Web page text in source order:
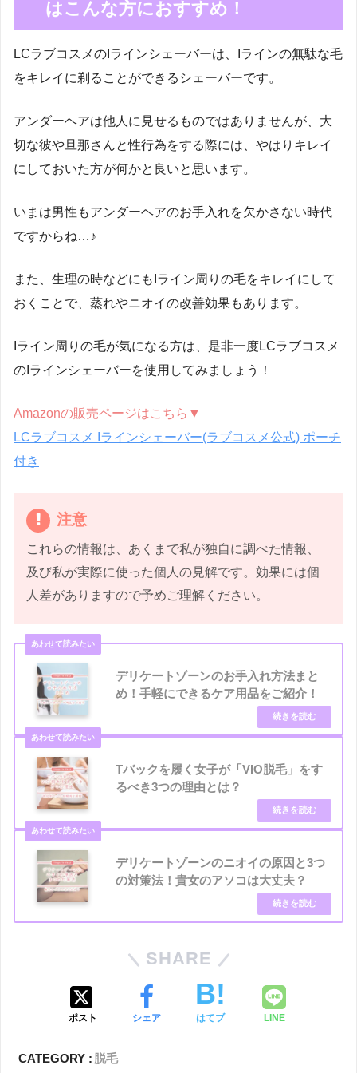
はこんな方におすすめ！
LCラブコスメのIラインシェーバーは、Iラインの無駄な毛
をキレイに剃ることができるシェーバーです。
アンダーヘアは他人に見せるものではありませんが、大
切な彼や旦那さんと性行為をする際には、やはりキレイ
にしておいた方が何かと良いと思います。
いまは男性もアンダーヘアのお手入れを欠かさない時代
ですからね…♪
また、生理の時などにもIライン周りの毛をキレイにして
おくことで、蒸れやニオイの改善効果もあります。
Iライン周りの毛が気になる方は、是非一度LCラブコスメ
のIラインシェーバーを使用してみましょう！
Amazonの販売ページはこちら▼
LCラブコスメ Iラインシェーバー(ラブコスメ公式) ポーチ
付き
注意
これらの情報は、あくまで私が独自に調べた情報、
及び私が実際に使った個人の見解です。効果には個
人差がありますので予めご理解ください。
デリケートゾーンのお手入れ方法まと
め！手軽にできるケア用品をご紹介！
Tバックを履く女子が「VIO脱毛」をす
るべき3つの理由とは？
デリケートゾーンのニオイの原因と3つ
の対策法！貴女のアソコは大丈夫？
SHARE
ポスト シェア はてブ LINE
CATEGORY : 脱毛